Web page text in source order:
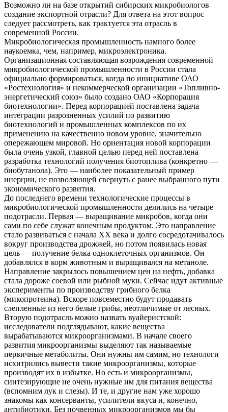
Возможно ли на базе открытий сибирских микробиологов
создание экспортной отрасли? Для ответа на этот вопрос
следует рассмотреть, как трактуется эта отрасль в
современной России.
Микробиологическая промышленность намного более
наукоемка, чем, например, микроэлектроника.
Организационная составляющая возрождения современной
микробиологической промышленности в России стала
официально формироваться, когда по инициативе ОАО
«Ростехнология» и некоммерческой организации «Топливно-
энергетический союз» было создано ОАО «Корпорация
биотехнологии». Перед корпорацией поставлена задача
интеграции разрозненных усилий по развитию
биотехнологий и промышленных комплексов по их
применению на качественно новом уровне, значительно
опережающем мировой. Но ориентация новой корпорации
была очень узкой, главной целью перед ней поставлена
разработка технологий получения биотоплива (конкретно —
биобутанола). Это — наиболее показательный пример
инерции, не позволяющей свернуть с ранее выбранного пути
экономического развития.
До последнего времени технологические процессы в
микробиологической промышленности делились на четыре
подотрасли. Первая — выращивание микробов, когда они
сами по себе служат конечным продуктом. Это направление
стало развиваться с начала ХХ века и долго сосредотачивалось
вокруг производства дрожжей, но потом появилась новая
цель — получение белка одноклеточных организмов. Он
добавлялся в корм животным и выращивался на метаноле.
Направление закрылось повышением цен на нефть, добавка
стала дороже соевой или рыбной муки. Сейчас идут активные
эксперименты по производству грибного белка
(микопротеина). Вскоре повсеместно будут продавать
слепленные из него белые грибы, неотличимые от лесных.
Вторую подотрасль можно назвать вуайеристской:
исследователи подглядывают, какие вещества
вырабатываются микроорганизмами. В начале своего
развития микроорганизмы выделяют так называемые
первичные метаболиты. Они нужны им самим, но технологи
исхитрились вывести такие микроорганизмы, которые
производят их в избытке. Но есть и микроорганизмы,
синтезирующие не очень нужные им для питания вещества
(вспомним лук и слезы). И те, и другие нам уже хорошо
знакомы как консерванты, усилители вкуса и, конечно,
антибиотики. Без почвенных микроорганизмов мы бы